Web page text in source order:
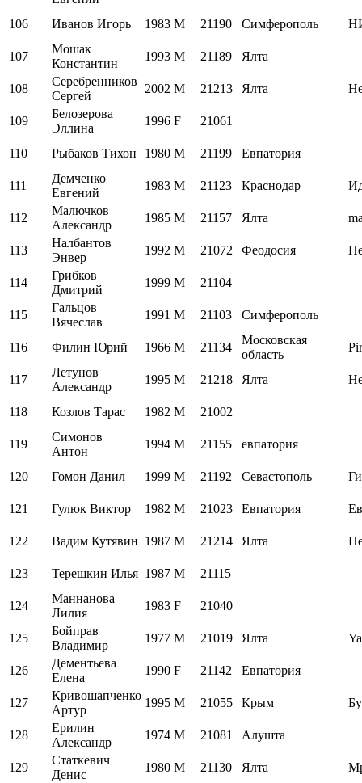
106
Иванов Игорь 1983 M 21190 Симферополь
107
Мошак
Константин
1993 M 21189 Ялта
108
Серебренников
Сергей
2002 M 21213 Ялта
109
Белозерова
Эллина
1996 F 21061
110 Рыбаков Тихон 1980 M 21199 Евпатория
111
Демченко
Евгений
1983 M 21123 Краснодар
112
Малючков
Александр
1985 M 21157 Ялта
113
Налбантов
Энвер
1992 M 21072 Феодосия
114
Грибков
Дмитрий
1999 M 21104
115
Гальцов
Вячеслав
1991 M 21103 Симферополь
116 Филин Юрий 1966 M 21134
Московская
область
117
Летунов
Александр
1995 M 21218 Ялта
118 Козлов Тарас 1982 M 21002
119
Симонов
Антон
1994 M 21155 евпатория
120 Гомон Данил 1999 M 21192 Севастополь
121 Гулюк Виктор 1982 M 21023 Евпатория
122 Вадим Кутявин 1987 M 21214 Ялта
123 Терешкин Илья 1987 M 21115
124
Маннанова
Лилия
1983 F 21040
125
Бойправ
Владимир
1977 M 21019 Ялта
126
Дементьева
Елена
1990 F 21142 Евпатория
127
Кривошапченко
Артур
1995 M 21055 Крым
128
Ерилин
Александр
1974 M 21081 Алушта
129
Статкевич
Денис
1980 M 21130 Ялта